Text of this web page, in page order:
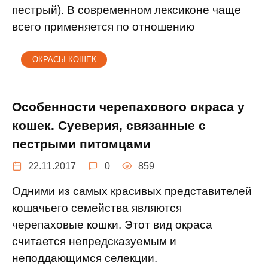
пестрый). В современном лексиконе чаще
всего применяется по отношению
ОКРАСЫ КОШЕК
Особенности черепахового окраса у
кошек. Суеверия, связанные с
пестрыми питомцами
22.11.2017 0 859
Одними из самых красивых представителей
кошачьего семейства являются
черепаховые кошки. Этот вид окраса
считается непредсказуемым и
неподдающимся селекции.